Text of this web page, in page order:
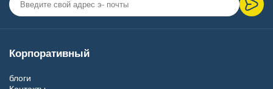
Корпоративный
блоги